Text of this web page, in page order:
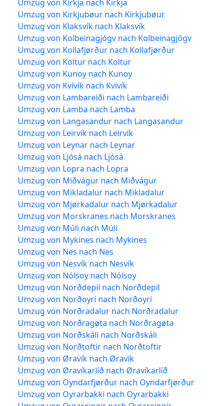
Umzug von Kirkja nach Kirkja
Umzug von Kirkjubøur nach Kirkjubøur
Umzug von Klaksvík nach Klaksvík
Umzug von Kolbeinagjógv nach Kolbeinagjógv
Umzug von Kollafjørður nach Kollafjørður
Umzug von Koltur nach Koltur
Umzug von Kunoy nach Kunoy
Umzug von Kvívík nach Kvívík
Umzug von Lambareiði nach Lambareiði
Umzug von Lamba nach Lamba
Umzug von Langasandur nach Langasandur
Umzug von Leirvík nach Leirvík
Umzug von Leynar nach Leynar
Umzug von Ljósá nach Ljósá
Umzug von Lopra nach Lopra
Umzug von Miðvágur nach Miðvágur
Umzug von Mikladalur nach Mikladalur
Umzug von Mjørkadalur nach Mjørkadalur
Umzug von Morskranes nach Morskranes
Umzug von Múli nach Múli
Umzug von Mykines nach Mykines
Umzug von Nes nach Nes
Umzug von Nesvík nach Nesvík
Umzug von Nólsoy nach Nólsoy
Umzug von Norðdepil nach Norðdepil
Umzug von Norðoyri nach Norðoyri
Umzug von Norðradalur nach Norðradalur
Umzug von Norðragøta nach Norðragøta
Umzug von Norðskáli nach Norðskáli
Umzug von Norðtoftir nach Norðtoftir
Umzug von Øravík nach Øravík
Umzug von Øravíkarlíð nach Øravíkarlíð
Umzug von Oyndarfjørður nach Oyndarfjørður
Umzug von Oyrarbakki nach Oyrarbakki